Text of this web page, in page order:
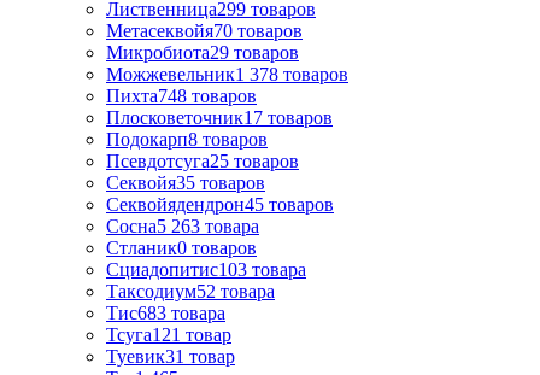
Лиственница299 товаров
Метасеквойя70 товаров
Микробиота29 товаров
Можжевельник1 378 товаров
Пихта748 товаров
Плосковеточник17 товаров
Подокарп8 товаров
Псевдотсуга25 товаров
Секвойя35 товаров
Секвойядендрон45 товаров
Сосна5 263 товара
Стланик0 товаров
Сциадопитис103 товара
Таксодиум52 товара
Тис683 товара
Тсуга121 товар
Туевик31 товар